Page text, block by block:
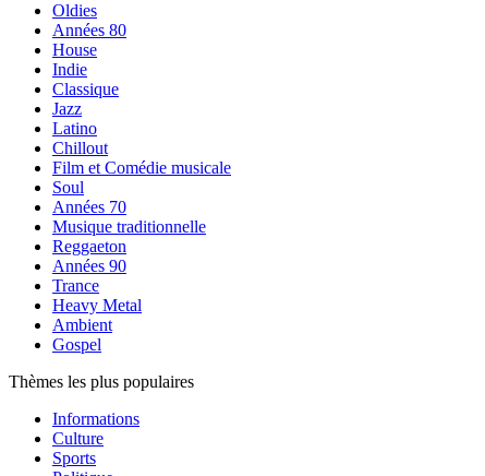
Oldies
Années 80
House
Indie
Classique
Jazz
Latino
Chillout
Film et Comédie musicale
Soul
Années 70
Musique traditionnelle
Reggaeton
Années 90
Trance
Heavy Metal
Ambient
Gospel
Thèmes les plus populaires
Informations
Culture
Sports